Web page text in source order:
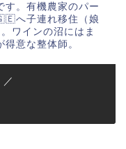
す。有機農家のパー
へ子連れ移住（娘
ワインの沼にはま
意な整体師。